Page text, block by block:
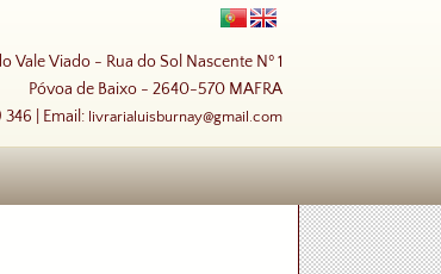
Vale Viado - Rua do Sol Nascente Nº 1
Póvoa de Baixo - 2640-570 MAFRA
346 | Email: livrarialuisburnay@gmail.com